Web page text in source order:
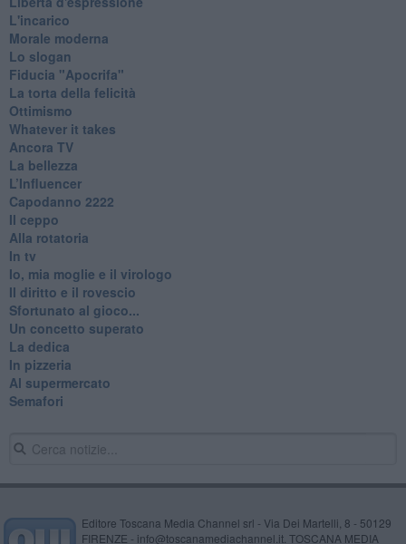
L'incarico
Morale moderna
Lo slogan
Fiducia "Apocrifa"
La torta della felicità
Ottimismo
Whatever it takes
Ancora TV
La bellezza
L’Influencer
​Capodanno 2222
Il ceppo
Alla rotatoria
In tv
Io, mia moglie e il virologo
Il diritto e il rovescio
Sfortunato al gioco...
Un concetto superato
La dedica
In pizzeria
Al supermercato
Semafori
Editore Toscana Media Channel srl - Via Dei Martelli, 8 - 50129
FIRENZE - info@toscanamediachannel.it. TOSCANA MEDIA